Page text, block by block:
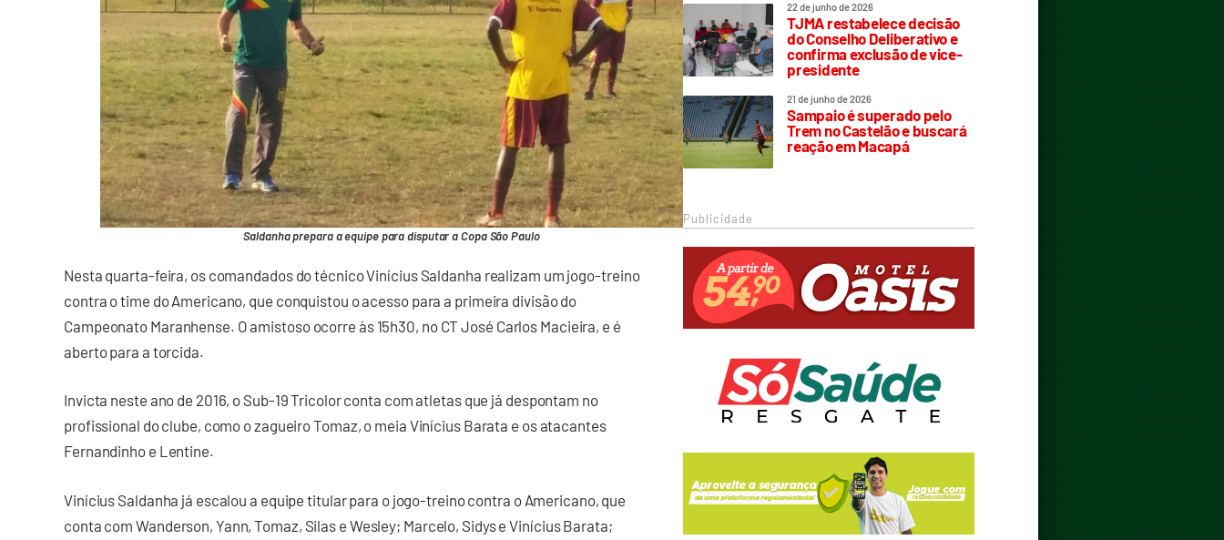
Saldanha prepara a equipe para disputar a Copa São Paulo
Nesta quarta-feira, os comandados do técnico Vinícius Saldanha realizam um jogo-treino
contra o time do Americano, que conquistou o acesso para a primeira divisão do
Campeonato Maranhense. O amistoso ocorre às 15h30, no CT José Carlos Macieira, e é
aberto para a torcida.
Invicta neste ano de 2016, o Sub-19 Tricolor conta com atletas que já despontam no
profissional do clube, como o zagueiro Tomaz, o meia Vinícius Barata e os atacantes
Fernandinho e Lentine.
Vinícius Saldanha já escalou a equipe titular para o jogo-treino contra o Americano, que
conta com Wanderson, Yann, Tomaz, Silas e Wesley; Marcelo, Sidys e Vinícius Barata;
22 de junho de 2026
TJMA restabelece decisão
do Conselho Deliberativo e
confirma exclusão de vice-
presidente
21 de junho de 2026
Sampaio é superado pelo
Trem no Castelão e buscará
reação em Macapá
Publicidade